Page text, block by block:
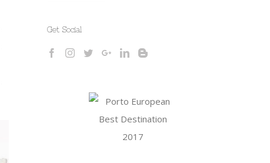
Get Social